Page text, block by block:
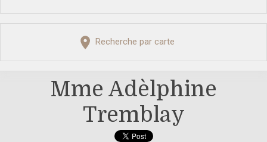
Recherche par carte
Mme Adèlphine
Tremblay